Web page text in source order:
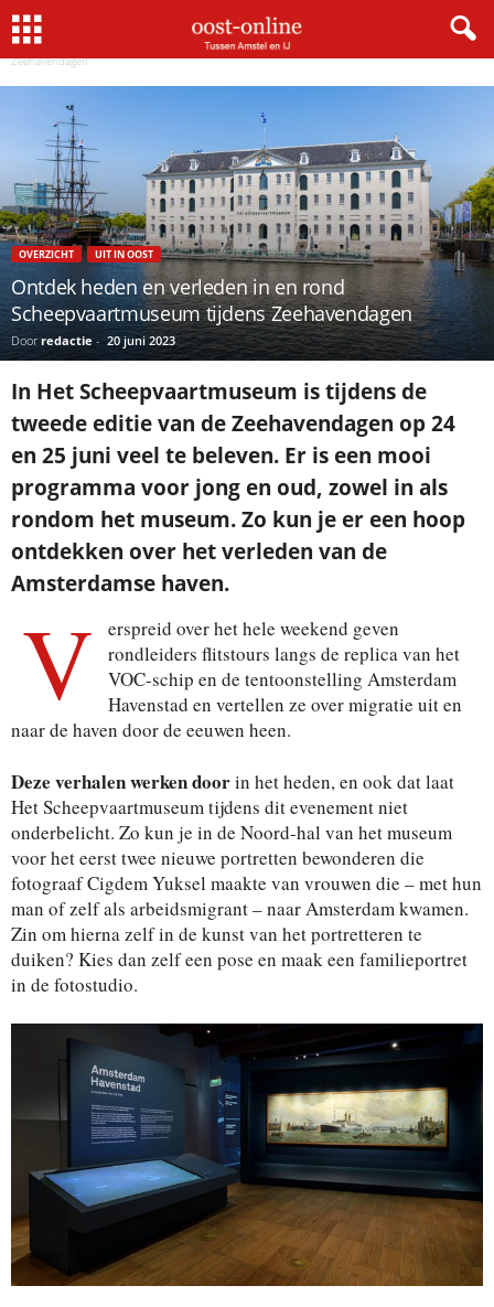
Home
Ontdek heden en verleden in en rond Scheepvaartmuseum tijdens
Zeehavendagen
OVERZICHT UIT IN OOST
Ontdek heden en verleden in en rond
Scheepvaartmuseum tijdens Zeehavendagen
Door redactie - 20 juni 2023
In Het Scheepvaartmuseum is tijdens de
tweede editie van de Zeehavendagen op 24
en 25 juni veel te beleven. Er is een mooi
programma voor jong en oud, zowel in als
rondom het museum. Zo kun je er een hoop
ontdekken over het verleden van de
Amsterdamse haven.
V
erspreid over het hele weekend geven
rondleiders flitstours langs de replica van het
VOC-schip en de tentoonstelling Amsterdam
Havenstad en vertellen ze over migratie uit en
naar de haven door de eeuwen heen.
Deze verhalen werken doorin het heden, en ook dat laat
Het Scheepvaartmuseum tijdens dit evenement niet
onderbelicht. Zo kun je in de Noord-hal van het museum
voor het eerst twee nieuwe portretten bewonderen die
fotograaf Cigdem Yuksel maakte van vrouwen die – met hun
man of zelf als arbeidsmigrant – naar Amsterdam kwamen.
Zin om hierna zelf in de kunst van het portretteren te
duiken? Kies dan zelf een pose en maak een familieportret
in de fotostudio.